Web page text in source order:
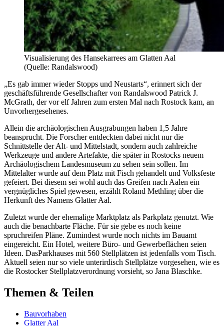
Visualisierung des Hansekarrees am Glatten Aal
(Quelle: Randalswood)
„Es gab immer wieder Stopps und Neustarts“, erinnert sich der
geschäftsführende Gesellschafter von Randalswood Patrick J.
McGrath, der vor elf Jahren zum ersten Mal nach Rostock kam, an
Unvorhergesehenes.
Allein die archäologischen Ausgrabungen haben 1,5 Jahre
beansprucht. Die Forscher entdeckten dabei nicht nur die
Schnittstelle der Alt- und Mittelstadt, sondern auch zahlreiche
Werkzeuge und andere Artefakte, die später in Rostocks neuem
Archäologischem Landesmuseum zu sehen sein sollen. Im
Mittelalter wurde auf dem Platz mit Fisch gehandelt und Volksfeste
gefeiert. Bei diesem sei wohl auch das Greifen nach Aalen ein
vergnügliches Spiel gewesen, erzählt Roland Methling über die
Herkunft des Namens Glatter Aal.
Zuletzt wurde der ehemalige Marktplatz als Parkplatz genutzt. Wie
auch die benachbarte Fläche. Für sie gebe es noch keine
spruchreifen Pläne. Zumindest wurde noch nichts im Bauamt
eingereicht. Ein Hotel, weitere Büro- und Gewerbeflächen seien
Ideen. DasParkhauses mit 560 Stellplätzen ist jedenfalls vom Tisch.
Aktuell seien nur so viele unterirdisch Stellplätze vorgesehen, wie es
die Rostocker Stellplatzverordnung vorsieht, so Jana Blaschke.
Themen & Teilen
Bauvorhaben
Glatter Aal